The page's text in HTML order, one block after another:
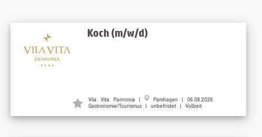
Koch (m/w/d)
Vila Vita Pannonia |
Pamhagen | 06.08.2026
Gastronomie/Tourismus | unbefristet | Vollzeit